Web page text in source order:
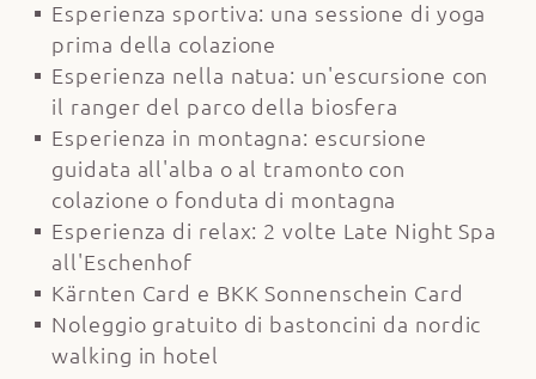
Esperienza sportiva: una sessione di yoga
prima della colazione
Esperienza nella natua: un'escursione con
il ranger del parco della biosfera
Esperienza in montagna: escursione
guidata all'alba o al tramonto con
colazione o fonduta di montagna
Esperienza di relax: 2 volte Late Night Spa
all'Eschenhof
Kärnten Card e BKK Sonnenschein Card
Noleggio gratuito di bastoncini da nordic
walking in hotel